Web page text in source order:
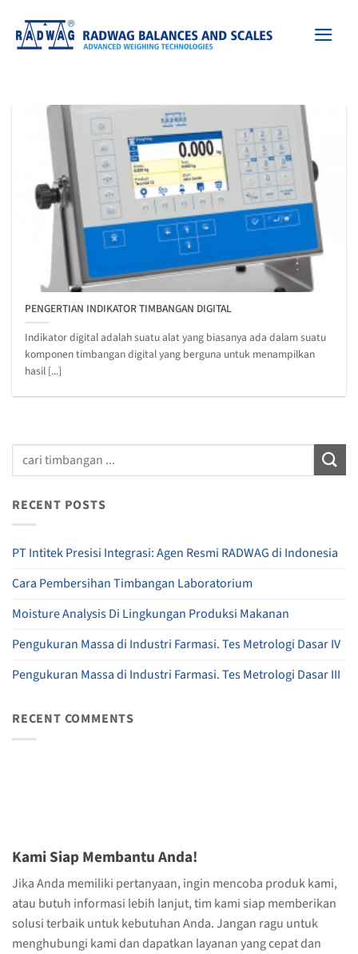
content
PENGERTIAN INDIKATOR TIMBANGAN DIGITAL
Indikator digital adalah suatu alat yang biasanya ada dalam suatu
komponen timbangan digital yang berguna untuk menampilkan
hasil [...]
RECENT POSTS
PT Intitek Presisi Integrasi: Agen Resmi RADWAG di Indonesia
Cara Pembersihan Timbangan Laboratorium
Moisture Analysis Di Lingkungan Produksi Makanan
Pengukuran Massa di Industri Farmasi. Tes Metrologi Dasar IV
Pengukuran Massa di Industri Farmasi. Tes Metrologi Dasar III
RECENT COMMENTS
Kami Siap Membantu Anda!
Jika Anda memiliki pertanyaan, ingin mencoba produk kami,
atau butuh informasi lebih lanjut, tim kami siap memberikan
solusi terbaik untuk kebutuhan Anda. Jangan ragu untuk
menghubungi kami dan dapatkan layanan yang cepat dan